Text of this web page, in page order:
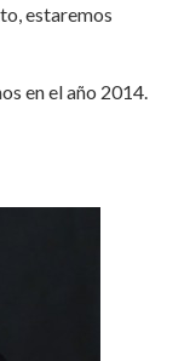
estaremos
en el año 2014.